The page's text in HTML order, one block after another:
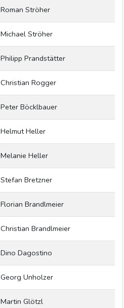
Roman Ströher
Michael Ströher
Philipp Prandstätter
Christian Rogger
Peter Böcklbauer
Helmut Heller
Melanie Heller
Stefan Bretzner
Florian Brandlmeier
Christian Brandlmeier
Dino Dagostino
Georg Unholzer
Martin Glötzl